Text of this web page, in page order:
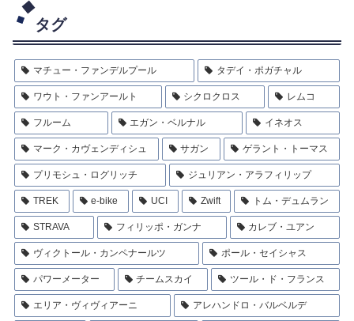
タグ
マチュー・ファンデルプール タデイ・ポガチャル
ワウト・ファンアールト シクロクロス レムコ
フルーム エガン・ベルナル イネオス
マーク・カヴェンディシュ サガン ゲラント・トーマス
プリモシュ・ログリッチ ジュリアン・アラフィリップ
TREK e-bike UCI Zwift トム・デュムラン
STRAVA フィリッポ・ガンナ カレブ・ユアン
ヴィクトール・カンペナールツ ポール・セイシャス
パワーメーター チームスカイ ツール・ド・フランス
エリア・ヴィヴィアーニ アレハンドロ・バルベルデ